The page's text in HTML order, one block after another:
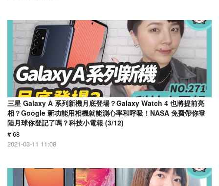
三星 Galaxy A 系列新機月底登場？Galaxy Watch 4 也將提前亮
相？Google 新功能用相機就能測心率和呼吸！NASA 免費帶你登
陸月球你登記了嗎？科技小電報 (3/12)
# 68
2021-03-11 11:08